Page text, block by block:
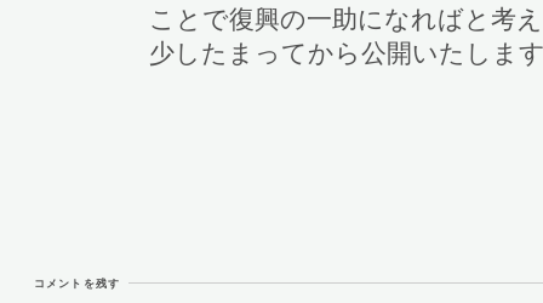
ことで復興の一助になればと考
少したまってから公開いたしま
コメントを残す